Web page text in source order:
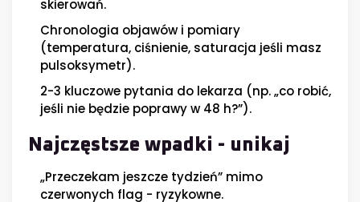
skierowań.
Chronologia objawów i pomiary
(temperatura, ciśnienie, saturacja jeśli masz
pulsoksymetr).
2-3 kluczowe pytania do lekarza (np. „co robić,
jeśli nie będzie poprawy w 48 h?”).
Najczęstsze wpadki - unikaj
„Przeczekam jeszcze tydzień” mimo
czerwonych flag - ryzykowne.